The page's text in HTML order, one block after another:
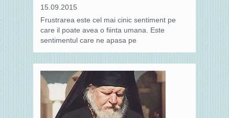
15.09.2015
Frustrarea este cel mai cinic sentiment pe
care il poate avea o fiinta umana. Este
sentimentul care ne apasa pe